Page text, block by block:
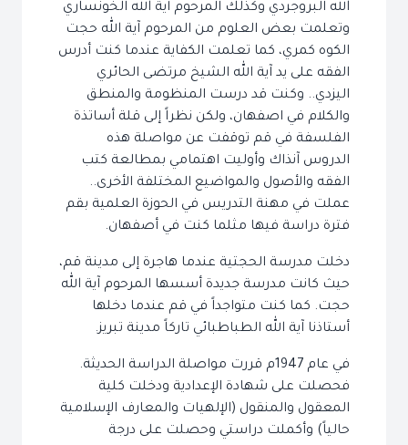
الله البروجردي وكذلك المرحوم آية الله الخونساري
وتعلمت بعض العلوم من المرحوم آية الله حجت
الكوه كمري، كما تعلمت الكفاية عندما كنت أدرس
الفقه على يد آية الله الشيخ مرتضى الحائري
اليزدي.. وكنت قد درست المنظومة والمنطق
والكلام في اصفهان، ولكن نظراً إلى قلة أساتذة
الفلسفة في قم توقفت عن مواصلة هذه
الدروس آنذاك وأوليت اهتمامي بمطالعة كتب
الفقه والأصول والمواضيع المختلفة الأخرى..
عملت في مهنة التدريس في الحوزة العلمية بقم
فترة دراسة فيها مثلما كنت في أصفهان.
دخلت مدرسة الحجتية عندما هاجرة إلى مدينة قم،
حيث كانت مدرسة جديدة أسسها المرحوم آية الله
حجت. كما كنت متواجداً في قم عندما دخلها
أستاذنا آية الله الطباطبائي تاركاً مدينة تبريز.
في عام 1947م قررت مواصلة الدراسة الحديثة.
فحصلت على شهادة الإعدادية ودخلت كلية
المعقول والمنقول (الإلهيات والمعارف الإسلامية
حالياً) وأكملت دراستي وحصلت على درجة